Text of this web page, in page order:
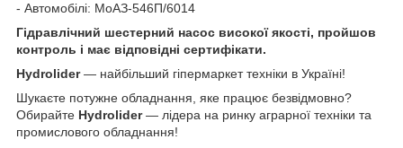
- Автомобілі: МоАЗ-546П/6014
Гідравлічний шестерний насос високої якості, пройшов
контроль і має відповідні сертифікати.
Hydrolider— найбільший гіпермаркет техніки в Україні!
Шукаєте потужне обладнання, яке працює безвідмовно?
Обирайте Hydrolider— лідера на ринку аграрної техніки та
промислового обладнання!